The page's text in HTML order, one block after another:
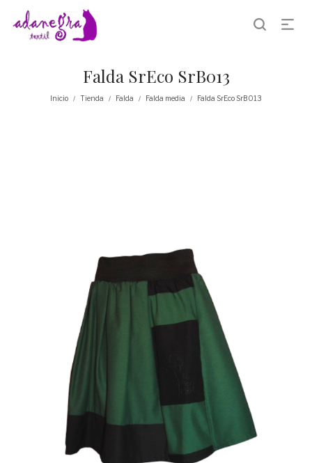
Falda SrEco SrB013
Inicio / Tienda / Falda / Falda media / Falda SrEco SrB013